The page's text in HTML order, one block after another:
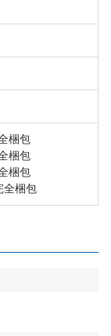
梱包
梱包
梱包
全梱包